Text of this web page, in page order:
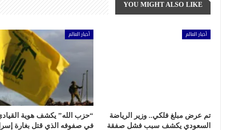
YOU MIGHT ALSO LIKE
أخبار العالم
تم عرض مبلغ فلكي.. وزير الرياضة
السعودي يكشف سبب فشل صفقة
أخبار العالم
“حزب الله” يكشف هوية
في صفوفه الذي قتل بغارة